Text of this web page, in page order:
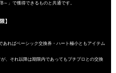
」で獲得できるものと共通です。
】
ればベーシック交換券・ハート極小ともアイテム
が、それ以降は期限内であってもプチプロとの交換